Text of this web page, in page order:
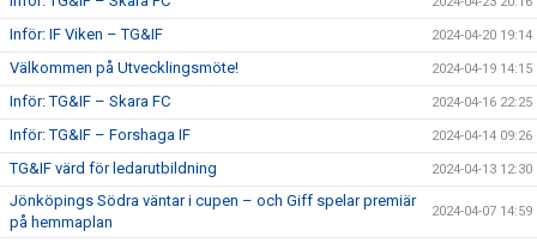
Inför: IF Viken – TG&IF 2024-04-20 19:14
Välkommen på Utvecklingsmöte! 2024-04-19 14:15
Inför: TG&IF – Skara FC 2024-04-16 22:25
Inför: TG&IF – Forshaga IF 2024-04-14 09:26
TG&IF värd för ledarutbildning 2024-04-13 12:30
Jönköpings Södra väntar i cupen – och Giff spelar premiär
på hemmaplan
2024-04-07 14:59